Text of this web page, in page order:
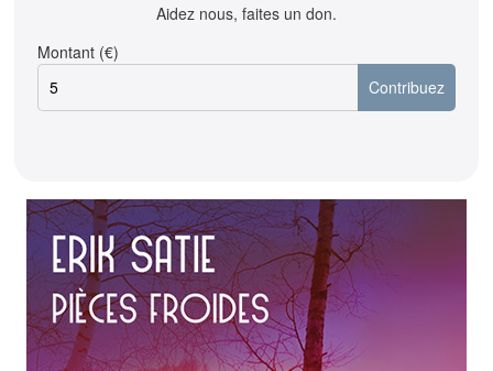
Aidez nous, faites un don.
Montant (€)